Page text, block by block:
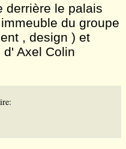
derrière le palais
du groupe
, design ) et
Axel Colin